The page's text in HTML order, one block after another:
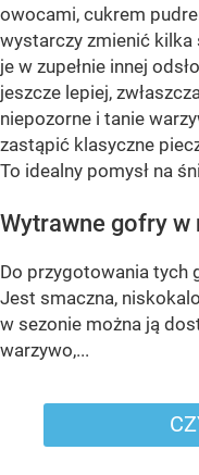
owocami, cukrem
wystarczy zmienić kilka
je w zupełnie innej
jeszcze lepiej,
niepozorne i tanie
zastąpić klasyczne
To idealny pomysł na
Wytrawne gofry w
Do przygotowania tych
Jest smaczna,
w sezonie można ją
warzywo,...